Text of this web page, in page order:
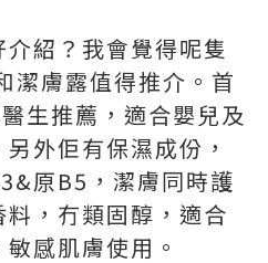
紹？我會覺得呢隻
膚露值得推介。首
生推薦，適合嬰兒及
外佢有保濕成份，
原B5，潔膚同時護
，冇類固醇，適合
感肌膚使用。